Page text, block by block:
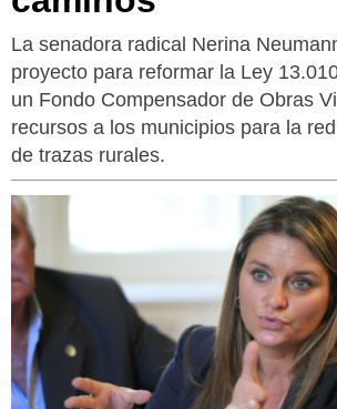
La senadora radical Nerina
proyecto para reformar la Ley
un Fondo Compensador de Obras
recursos a los municipios para la
de trazas rurales.